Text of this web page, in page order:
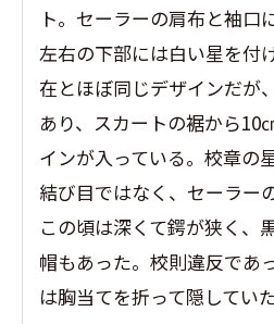
ト。セーラーの肩布と袖口
左右の下部には白い星を付
在とほぼ同じデザインだが
あり、スカートの裾から10
インが入っている。校章の
結び目ではなく、セーラー
この頃は深くて鍔が狭く、
帽もあった。校則違反であ
は胸当てを折って隠してい